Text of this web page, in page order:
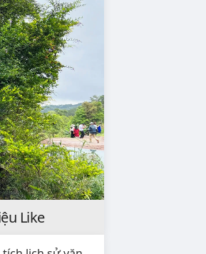
Like